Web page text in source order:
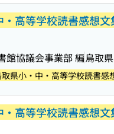
・高等学校読書感想文
館協議会事業部 編鳥取
取県小・中・高等学校読書感
・高等学校読書感想文